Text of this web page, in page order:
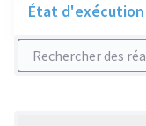
État
Rechercher des